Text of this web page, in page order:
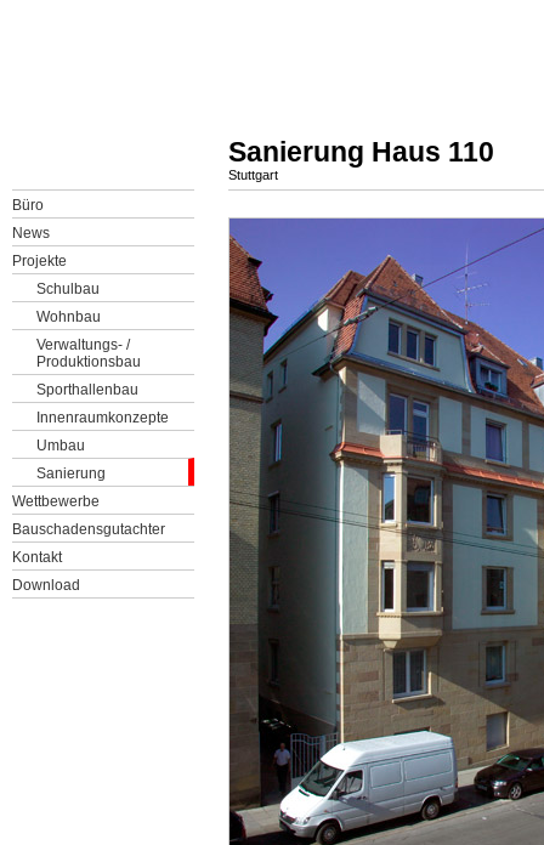
Büro
News
Projekte
Schulbau
Wohnbau
Verwaltungs- /
Produktionsbau
Sporthallenbau
Innenraumkonzepte
Umbau
Sanierung
Wettbewerbe
Bauschadensgutachter
Kontakt
Download
Sanierung Haus 110
Stuttgart